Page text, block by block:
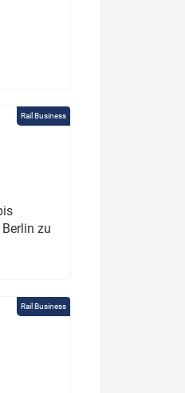
Rail Business
zu
Rail Business